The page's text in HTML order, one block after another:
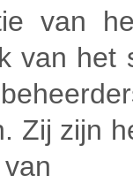
van
van het
Zij zijn
van